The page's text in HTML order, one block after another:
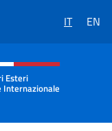
IT EN
e menù
Esteri
Internazionale